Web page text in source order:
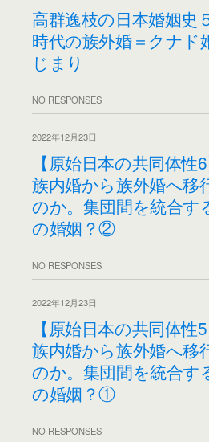
高群逸枝の日本婚姻史
時代の族外婚＝クナド
じまり
NO RESPONSES
2022年12月23日
【原始日本の共同体性
族内婚から族外婚へ移
のか。集団間を統合す
の婚姻？②
NO RESPONSES
2022年12月23日
【原始日本の共同体性
族内婚から族外婚へ移
のか。集団間を統合す
の婚姻？①
NO RESPONSES